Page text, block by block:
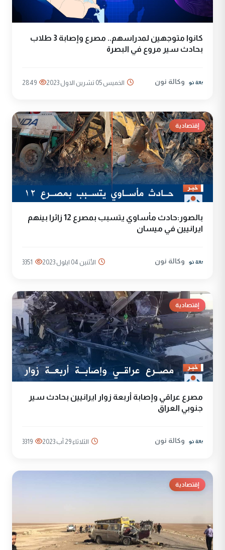
كانوا متوجهين لمدراسهم.. مصرع وإصابة 3 طلاب
بحادث سير مروع في البصرة
وكالة نون الخميس 05 تشرين الاول 2023 2849
إقتصادية
بالصور:حادث مأساوي يتسبب بمصرع 12 زائرا بينهم
ايرانيين في ميسان
وكالة نون الأثنين 04 ايلول 2023 3351
إقتصادية
مصرع عراقي وإصابة أربعة زوار ايرانيين بحادث سير
جنوبي العراق
وكالة نون الثلاثاء 29 آب 2023 3319
إقتصادية